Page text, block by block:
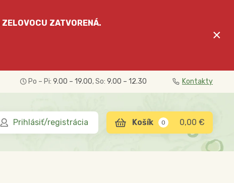
ZELOVOCU ZATVORENÁ.
×
Po – Pi: 9.00 – 19.00, So: 9.00 – 12.30 Kontakty
Prihlásiť/registrácia 0,00 €
0